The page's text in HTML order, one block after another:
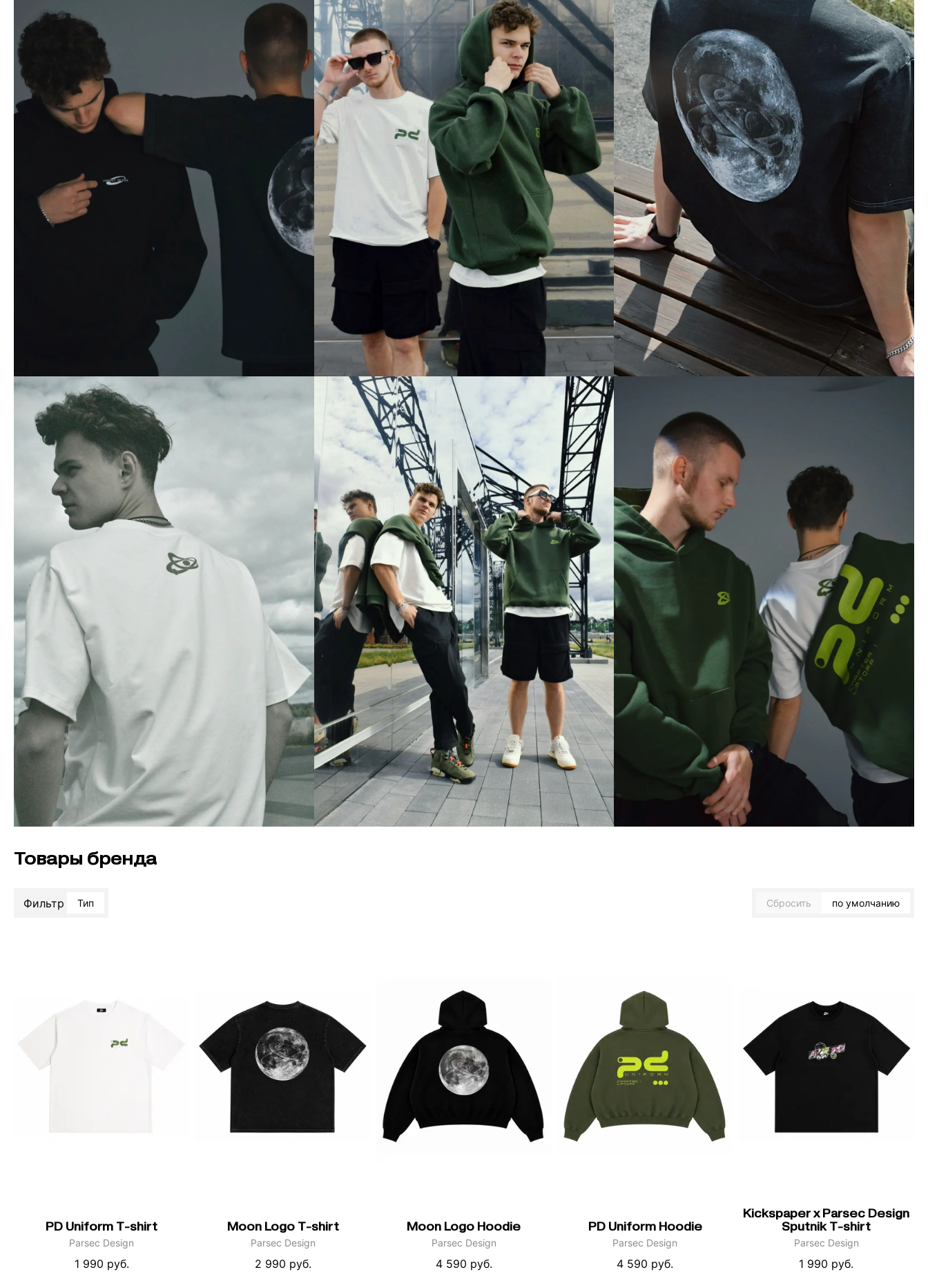
Товары бренда
Фильтр Тип Сбросить по умолчанию
PD Uniform T-shirt
Parsec Design
1 990 руб.
Moon Logo T-shirt
Parsec Design
2 990 руб.
Moon Logo Hoodie
Parsec Design
4 590 руб.
PD Uniform Hoodie
Parsec Design
4 590 руб.
Kickspaper x Parsec Design
Sputnik T-shirt
Parsec Design
1 990 руб.